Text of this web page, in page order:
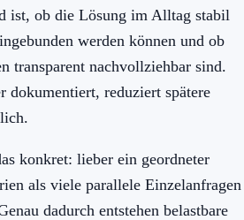
ist, ob die Lösung im Alltag stabil
werden können und ob
transparent nachvollziehbar sind.
dokumentiert, reduziert spätere
konkret: lieber ein geordneter
als viele parallele Einzelanfragen
dadurch entstehen belastbare